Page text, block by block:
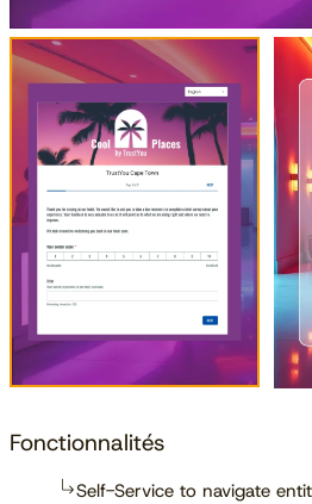
Fonctionnalités
Self-Service to navigate